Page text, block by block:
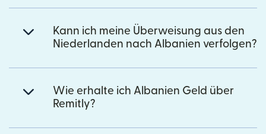
Kann ich meine Überweisung aus den
Niederlanden nach Albanien verfolgen?
Wie erhalte ich Albanien Geld über
Remitly?